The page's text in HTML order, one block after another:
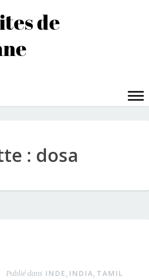
de
: dosa
Publié dans INDE, INDIA, TAMIL